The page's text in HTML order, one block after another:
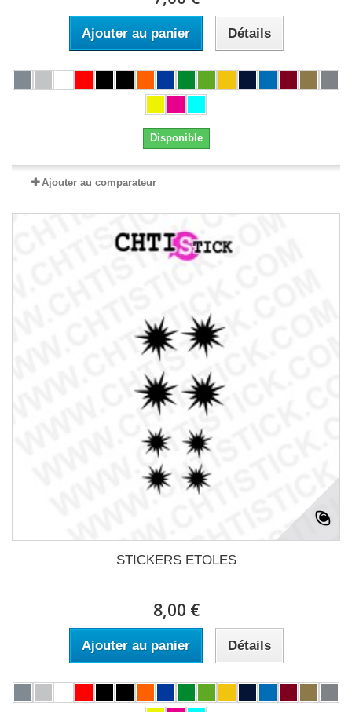
Ajouter au panier Détails
Disponible
Ajouter au comparateur
STICKERS ETOLES
8,00 €
Ajouter au panier Détails